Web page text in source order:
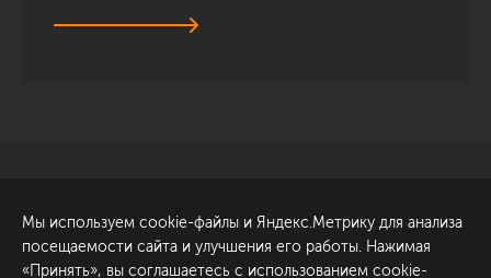
Обсудить проект
ул. Академика Павлова, 6
к1
Мы используем cookie-файлы и Яндекс.Метрику для анализа
посещаемости сайта и улучшения его работы. Нажимая
«Принять», вы соглашаетесь с использованием cookie-